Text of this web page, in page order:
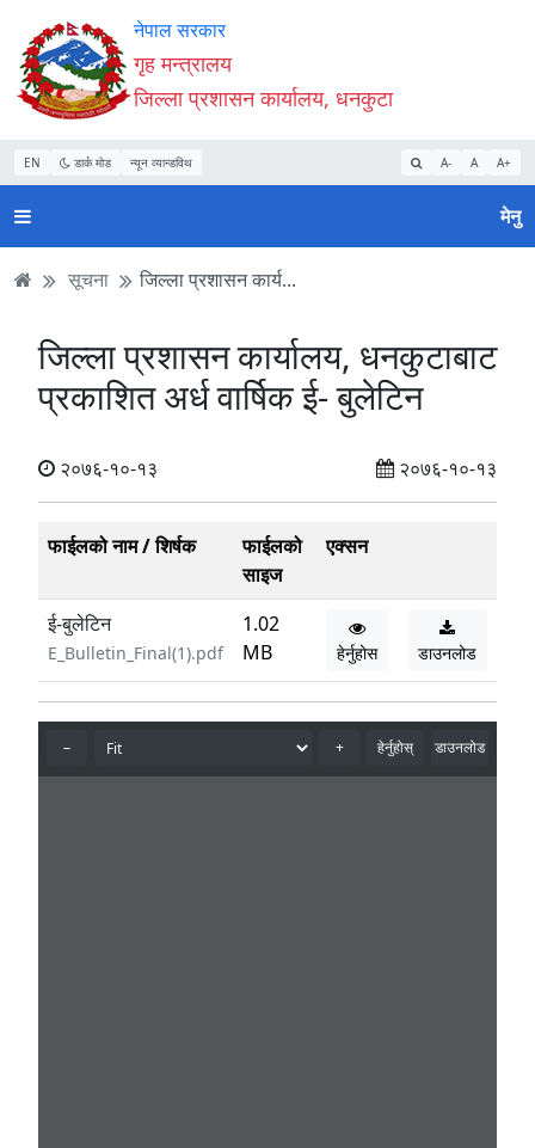
Accessibility
Mode
सुरु
गर्नुहोस्
सामाग्री
पढ्नुहाेस्
नेभिगेसन
पढ्नुहाेस्
वेबसाइट
खोजमा
जानुहोस्
नेपाल सरकार
गृह मन्त्रालय
जिल्ला प्रशासन कार्यालय, धनकुटा
EN डार्क मोड न्यून व्यान्डविथ A- A A+
मेनु
सूचना जिल्ला प्रशासन कार्य...
जिल्ला प्रशासन कार्यालय, धनकुटाबाट
प्रकाशित अर्ध वार्षिक ई- बुलेटिन
२०७६-१०-१३ २०७६-१०-१३
फाईलको नाम / शिर्षक
फाईलको
साइज
एक्सन
ई-बुलेटिन
E_Bulletin_Final(1).pdf
1.02
MB
हेर्नुहोस डाउनलोड